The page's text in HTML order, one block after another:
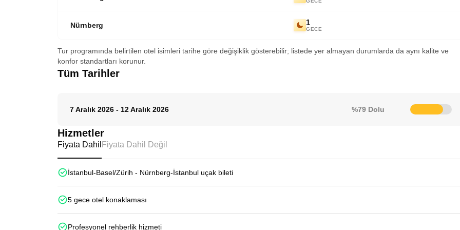
Nürnberg 1
GECE
Tur programında belirtilen otel isimleri tarihe göre değişiklik gösterebilir; listede yer almayan durumlarda da aynı kalite ve
konfor standartları korunur.
Tüm Tarihler
7 Aralık 2026 - 12 Aralık 2026 %79 Dolu
Hizmetler
Fiyata Dahil Fiyata Dahil Değil
İstanbul-Basel/Zürih - Nürnberg-İstanbul uçak bileti
5 gece otel konaklaması
Profesyonel rehberlik hizmeti